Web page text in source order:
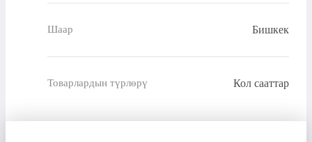
Шаар Бишкек
Товарлардын түрлөрү Кол сааттар